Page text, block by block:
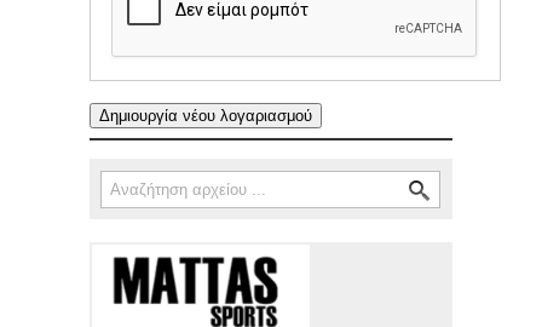
Φόρμα αναζήτησης
Αναζήτηση